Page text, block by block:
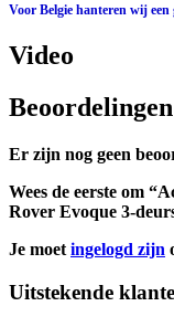
Voor Belgie hanteren wij een
Video
Beoordelingen
Er zijn nog geen
Wees de eerste om
Rover Evoque 3-
Je moet ingelogd zijn
Uitstekende